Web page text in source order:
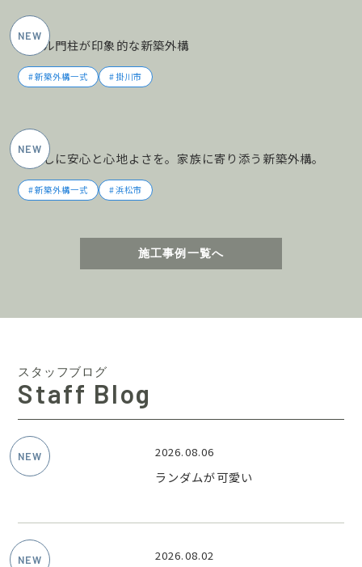
タイル門柱が印象的な新築外構
新築外構一式 掛川市
暮らしに安心と心地よさを。家族に寄り添う新築外構。
新築外構一式 浜松市
施工事例一覧へ
スタッフブログ
Staff Blog
2026.08.06
ランダムが可愛い
2026.08.02